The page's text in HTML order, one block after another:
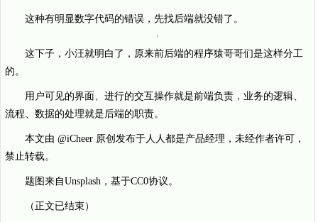
这种有明显数字代码的错误，先找后端就没错了。
这下子，小汪就明白了，原来前后端的程序猿哥哥们是这样分工
的。
用户可见的界面、进行的交互操作就是前端负责，业务的逻辑、
流程、数据的处理就是后端的职责。
本文由 @iCheer 原创发布于人人都是产品经理，未经作者许可，
禁止转载。
题图来自Unsplash，基于CC0协议。
（正文已结束）